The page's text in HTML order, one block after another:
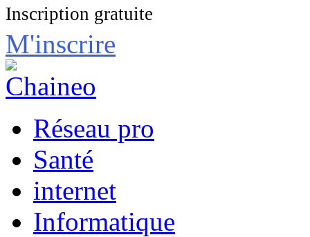
Inscription gratuite
M'inscrire
Réseau pro
Santé
internet
Informatique